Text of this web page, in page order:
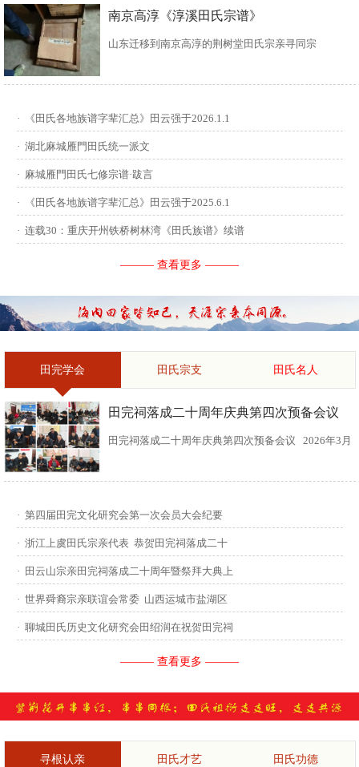
南京高淳《淳溪田氏宗谱》
山东迁移到南京高淳的荆树堂田氏宗亲寻同宗
· 《田氏各地族谱字辈汇总》田云强于2026.1.1
· 湖北麻城雁門田氏统一派文
· 麻城雁門田氏七修宗谱·跋言
· 《田氏各地族谱字辈汇总》田云强于2025.6.1
· 连载30：重庆开州铁桥树林湾《田氏族谱》续谱
——— 查看更多 ———
田完学会 田氏宗支 田氏名人
田完祠落成二十周年庆典第四次预备会议
田完祠落成二十周年庆典第四次预备会议 2026年3月
祖”第四次预备会议。 常务副会长田传灿宗亲主持会
议...
· 第四届田完文化研究会第一次会员大会纪要
· 浙江上虞田氏宗亲代表 恭贺田完祠落成二十
· 田云山宗亲田完祠落成二十周年暨祭拜大典上
· 世界舜裔宗亲联谊会常委 山西运城市盐湖区
· 聊城田氏历史文化研究会田绍润在祝贺田完祠
——— 查看更多 ———
寻根认亲 田氏才艺 田氏功德